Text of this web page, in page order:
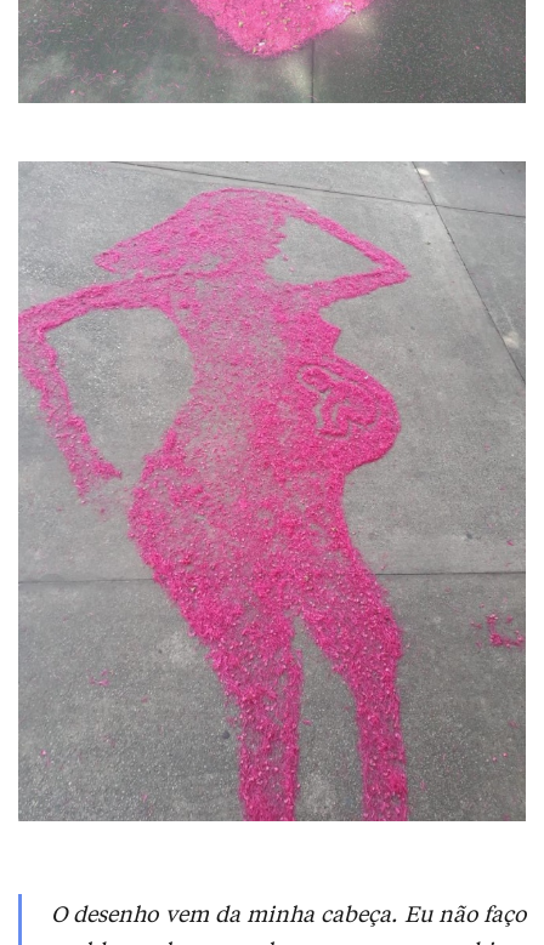
O desenho vem da minha cabeça. Eu não faço